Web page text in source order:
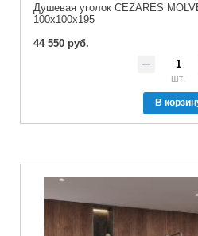
Душевая уголок CEZARES
100x100x195
44 550 руб.
шт.
В